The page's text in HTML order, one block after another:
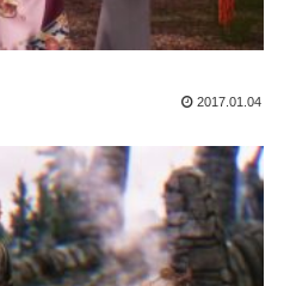
2017.01.04